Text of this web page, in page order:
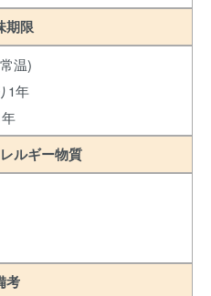
期限
温)
1年
ルギー物質
考